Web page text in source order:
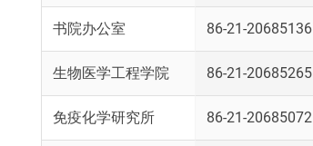
书院办公室 86-21-20685136
生物医学工程学院 86-21-20685265
免疫化学研究所 86-21-20685072